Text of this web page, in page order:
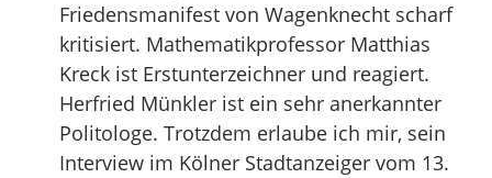
Friedensmanifest von Wagenknecht scharf
kritisiert. Mathematikprofessor Matthias
Kreck ist Erstunterzeichner und reagiert.
Herfried Münkler ist ein sehr anerkannter
Politologe. Trotzdem erlaube ich mir, sein
Interview im Kölner Stadtanzeiger vom 13.